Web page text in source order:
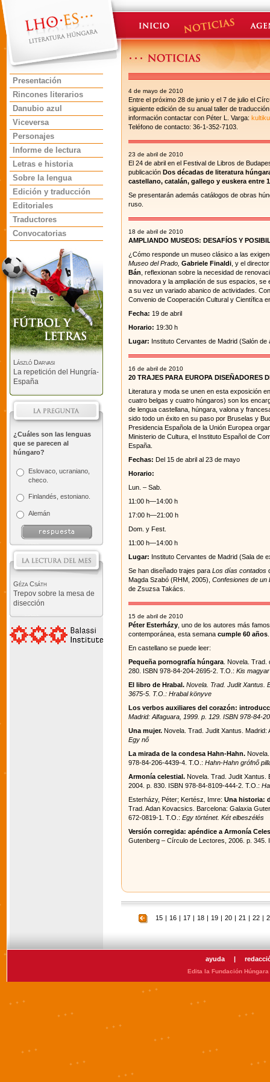
Presentación
Rincones literarios
Danubio azul
Viceversa
Personajes
Informe de lectura
Letras e historia
Sobre la lengua
Edición y traducción
Editoriales
Traductores
Convocatorias
László Darvasi
La repetición del Hungría-
España
¿Cuáles son las lenguas
que se parecen al
húngaro?
Eslovaco, ucraniano,
checo.
Finlandés, estoniano.
Alemán
Géza Csáth
Trepov sobre la mesa de
disección
4 de mayo de 2010
Entre el próximo 28 de junio y el 7 de julio el
siguiente edición de su anual taller de
información contactar con Péter L. Varga:
Teléfono de contacto: 36-1-352-7103.
23 de abril de 2010
El 24 de abril en el Festival de Libros de
publicación Dos décadas de literatura
castellano, catalán, gallego y euskera entre
Se presentarán además catálogos de obras
ruso.
18 de abril de 2010
AMPLIANDO MUSEOS: DESAFÍOS Y
¿Cómo responde un museo clásico a las
Museo del Prado, Gabriele Finaldi , y el
Bán , reflexionan sobre la necesidad de
innovadora y la ampliación de sus espacios,
a su vez un variado abanico de actividades.
Convenio de Cooperación Cultural y Científica
Fecha: 19 de abril
Horario: 19:30 h
Lugar: Instituto Cervantes de Madrid (Salón de
16 de abril de 2010
20 TRAJES PARA EUROPA DISEÑADORES
Literatura y moda se unen en esta exposición
cuatro belgas y cuatro húngaros) son los
de lengua castellana, húngara, valona y
sido todo un éxito en su paso por Bruselas y
Presidencia Española de la Unión Europea
Ministerio de Cultura, el Instituto Español de
España.
Fechas: Del 15 de abril al 23 de mayo
Horario:
Lun. – Sab.
11:00 h—14:00 h
17:00 h—21:00 h
Dom. y Fest.
11:00 h—14:00 h
Lugar: Instituto Cervantes de Madrid (Sala de
Se han diseñado trajes para Los días contados
Magda Szabó (RHM, 2005), Confesiones de un
de Zsuzsa Takács.
15 de abril de 2010
Péter Esterházy , uno de los autores más
contemporánea, esta semana cumple 60 años
En castellano se puede leer:
Pequeña pornografía húngara . Novela.
280. ISBN 978-84-204-2695-2. T.O.: Kis
El libro de Hrabal. Novela. Trad. Judit Xantus.
3675-5. T.O.: Hrabal könyve
Los verbos auxiliares del corazón:
Madrid: Alfaguara, 1999. p. 129. ISBN 978-84-
Una mujer. Novela. Trad. Judit Xantus. Madrid:
Egy nő
La mirada de la condesa Hahn-Hahn.
978-84-206-4439-4. T.O.: Hahn-Hahn grófnő
Armonía celestial. Novela. Trad. Judit Xantus.
2004. p. 830. ISBN 978-84-8109-444-2. T.O.:
Esterházy, Péter; Kertész, Imre: Una historia:
Trad. Adan Kovacsics. Barcelona: Galaxia
672-0819-1. T.O.: Egy történet. Két elbeszélés
Versión corregida: apéndice a Armonía
Gutenberg – Círculo de Lectores, 2006. p.
15 | 16 | 17 | 18 | 19 | 20 | 21 | 22 |
ayuda |
Edita la Fundación